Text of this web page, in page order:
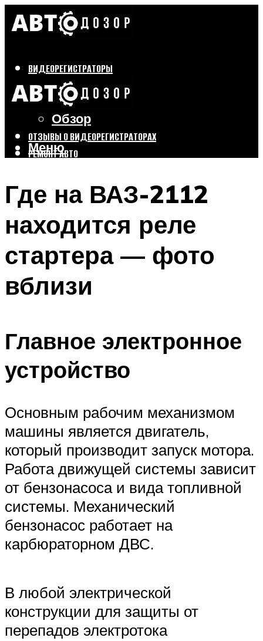
ВИДЕОРЕГИСТРАТОРЫ
Бренды
Выбор
Обзор
ОТЗЫВЫ О ВИДЕОРЕГИСТРАТОРАХ
РЕМОНТ АВТО
Меню
Меню
Где на ВАЗ-2112
находится реле
стартера — фото
вблизи
Главное электронное
устройство
Основным рабочим механизмом
машины является двигатель,
который производит запуск мотора.
Работа движущей системы зависит
от бензонасоса и вида топливной
системы. Механический
бензонасос работает на
карбюраторном ДВС.
В любой электрической
конструкции для защиты от
перепадов электротока